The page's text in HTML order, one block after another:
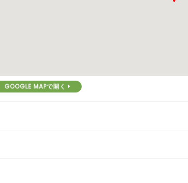
GOOGLE MAPで開く